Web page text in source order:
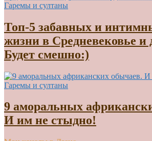
Гаремы и султаны
Топ-5 забавных и
жизни в Средневековье и
Будет смешно:)
Гаремы и султаны
9 аморальных
И им не стыдно!